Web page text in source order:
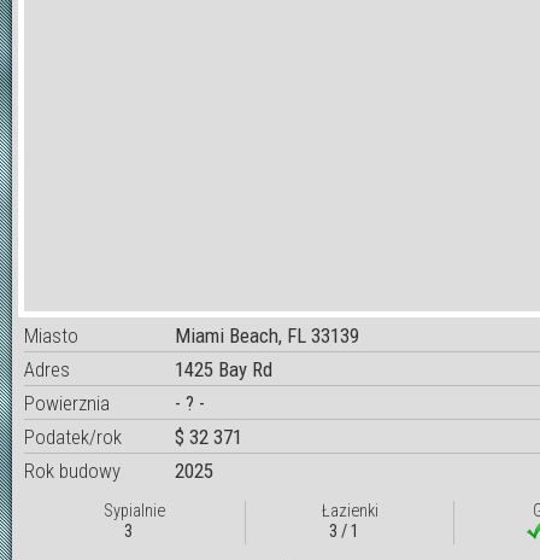
Miasto
Miami Beach, FL 33139
Adres
1425 Bay Rd
Powierznia
- ? -
Podatek/rok
$ 32 371
Rok budowy
2025
Sypialnie
3
Łazienki
3 / 1